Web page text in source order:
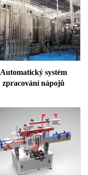
Automatický systém
zpracování nápojů